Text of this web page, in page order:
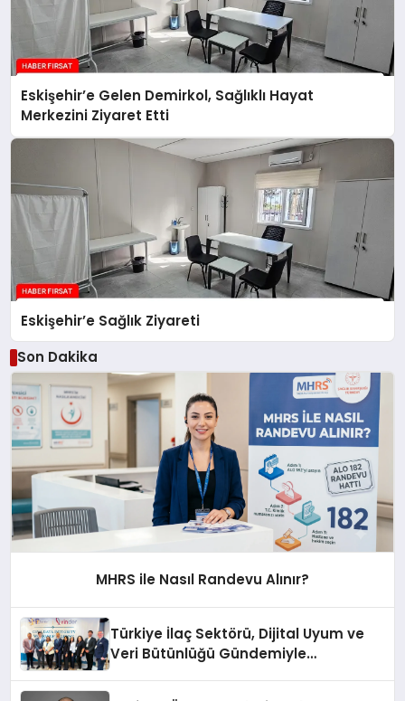
Eskişehir’e Gelen Demirkol, Sağlıklı Hayat
Merkezini Ziyaret Etti
Eskişehir’e Sağlık Ziyareti
Son Dakika
MHRS ile Nasıl Randevu Alınır?
Türkiye İlaç Sektörü, Dijital Uyum ve
Veri Bütünlüğü Gündemiyle